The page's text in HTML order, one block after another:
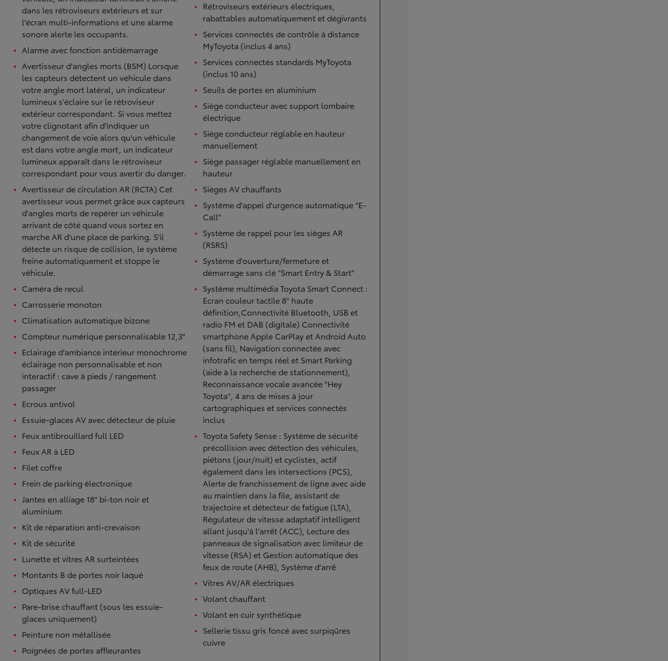
TOYOTA C-HR
Disponible rapidement
dans les rétroviseurs extérieurs et sur
l'écran multi-informations et une alarme
sonore alerte les occupants.
Alarme avec fonction antidémarrage
Avertisseur d'angles morts (BSM) Lorsque
les capteurs détectent un véhicule dans
votre angle mort latéral, un indicateur
lumineux s'éclaire sur le rétroviseur
extérieur correspondant. Si vous mettez
votre clignotant afin d'indiquer un
changement de voie alors qu'un véhicule
est dans votre angle mort, un indicateur
lumineux apparaît dans le rétroviseur
correspondant pour vous avertir du danger.
Avertisseur de circulation AR (RCTA) Cet
avertisseur vous permet grâce aux capteurs
d'angles morts de repérer un véhicule
arrivant de côté quand vous sortez en
marche AR d'une place de parking. S'il
détecte un risque de collision, le système
freine automatiquement et stoppe le
véhicule.
Caméra de recul
Carrosserie monoton
Climatisation automatique bizone
Compteur numérique personnalisable 12,3"
Eclairage d'ambiance intérieur monochrome
éclairage non personnalisable et non
interactif : cave à pieds / rangement
passager
Ecrous antivol
Essuie-glaces AV avec détecteur de pluie
Feux antibrouillard full LED
Feux AR à LED
Filet coffre
Frein de parking électronique
Jantes en alliage 18" bi-ton noir et
aluminium
Kit de réparation anti-crevaison
Kit de sécurité
Lunette et vitres AR surteintées
Montants B de portes noir laqué
Optiques AV full-LED
Pare-brise chauffant (sous les essuie-
glaces uniquement)
Peinture non métallisée
Poignées de portes affleurantes
Rétroviseurs extérieurs électriques,
rabattables automatiquement et dégivrants
Services connectés de contrôle à distance
MyToyota (inclus 4 ans)
Services connectés standards MyToyota
(inclus 10 ans)
Seuils de portes en aluminium
Siège conducteur avec support lombaire
électrique
Siège conducteur réglable en hauteur
manuellement
Siège passager réglable manuellement en
hauteur
Sièges AV chauffants
Système d'appel d'urgence automatique "E-
Call"
Système de rappel pour les sièges AR
(RSRS)
Système d'ouverture/fermeture et
démarrage sans clé "Smart Entry & Start"
Système multimédia Toyota Smart Connect :
Ecran couleur tactile 8" haute
définition,Connectivité Bluetooth, USB et
radio FM et DAB (digitale) Connectivité
smartphone Apple CarPlay et Android Auto
(sans fil), Navigation connectée avec
infotrafic en temps réel et Smart Parking
(aide à la recherche de stationnement),
Reconnaissance vocale avancée "Hey
Toyota", 4 ans de mises à jour
cartographiques et services connectés
inclus
Toyota Safety Sense : Système de sécurité
précollision avec détection des véhicules,
piétons (jour/nuit) et cyclistes, actif
également dans les intersections (PCS),
Alerte de franchissement de ligne avec aide
au maintien dans la file, assistant de
trajectoire et détecteur de fatigue (LTA),
Régulateur de vitesse adaptatif intelligent
allant jusqu'à l'arrêt (ACC), Lecture des
panneaux de signalisation avec limiteur de
vitesse (RSA) et Gestion automatique des
feux de route (AHB), Système d'arrê
Vitres AV/AR électriques
Volant chauffant
Volant en cuir synthétique
Sellerie tissu gris foncé avec surpiqûres
cuivre